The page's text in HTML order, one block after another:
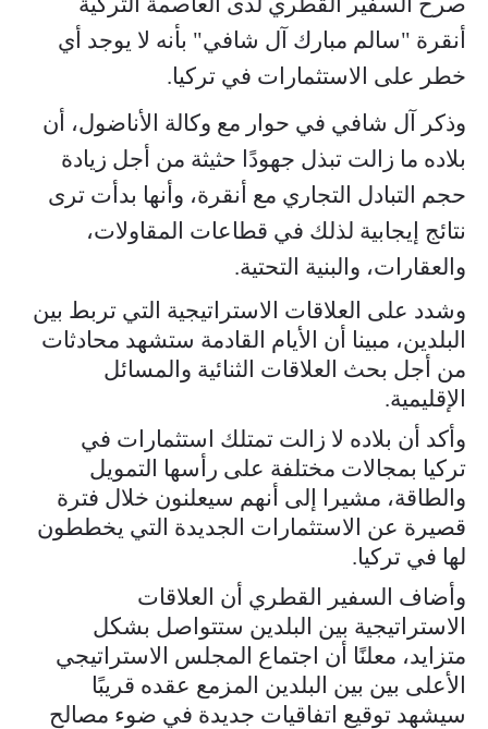
أنقرة "سالم مبارك آل شافي" بأنه لا يوجد أي
خطر على الاستثمارات في تركيا.
وذكر آل شافي في حوار مع وكالة الأناضول، أن
بلاده ما زالت تبذل جهودًا حثيثة من أجل زيادة
حجم التبادل التجاري مع أنقرة، وأنها بدأت ترى
نتائج إيجابية لذلك في قطاعات المقاولات،
والعقارات، والبنية التحتية.
وشدد على العلاقات الاستراتيجية التي تربط بين
البلدين، مبينا أن الأيام القادمة ستشهد محادثات
من أجل بحث العلاقات الثنائية والمسائل
الإقليمية.
وأكد أن بلاده لا زالت تمتلك استثمارات في
تركيا بمجالات مختلفة على رأسها التمويل
والطاقة، مشيرا إلى أنهم سيعلنون خلال فترة
قصيرة عن الاستثمارات الجديدة التي يخططون
لها في تركيا.
وأضاف السفير القطري أن العلاقات
الاستراتيجية بين البلدين ستتواصل بشكل
متزايد، معلنًا أن اجتماع المجلس الاستراتيجي
الأعلى بين بين البلدين المزمع عقده قريبًا
سيشهد توقيع اتفاقيات جديدة في ضوء مصالح